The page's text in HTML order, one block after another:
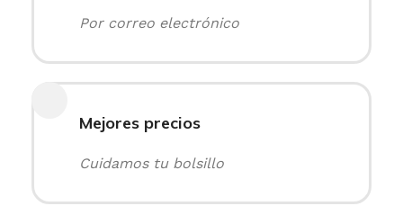
Por correo electrónico
Mejores precios
Cuidamos tu bolsillo